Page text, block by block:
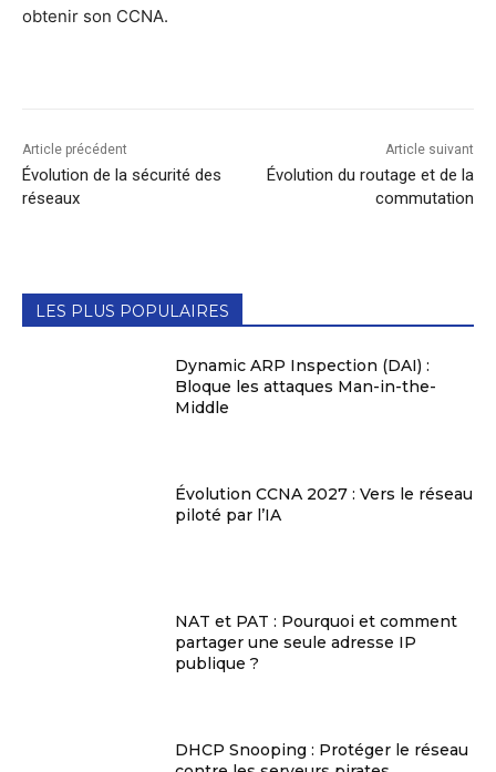
obte­nir son CCNA.
Article précédent
Évolution de la sécurité des
réseaux
Article suivant
Évolution du routage et de la
commutation
LES PLUS POPULAIRES
Dynamic ARP Inspection (DAI) :
Bloque les attaques Man-in-the-
Middle
Évolution CCNA 2027 : Vers le réseau
piloté par l’IA
NAT et PAT : Pourquoi et comment
partager une seule adresse IP
publique ?
DHCP Snooping : Protéger le réseau